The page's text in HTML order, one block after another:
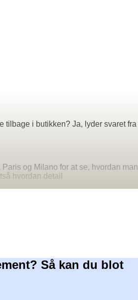
tilbage i butikken? Ja, lyder svaret fra
og Milano for at se, hvordan man
hvordan detail
Så kan du blot